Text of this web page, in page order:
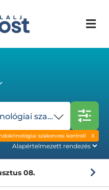
Nőgyógyászati - Endokrinológiai szakorvosi kontroll
szakorvosi kontroll
08.